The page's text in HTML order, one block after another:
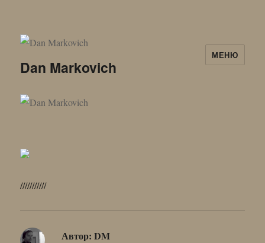
Dan Markovich
МЕНЮ
///////////
Автор: DM